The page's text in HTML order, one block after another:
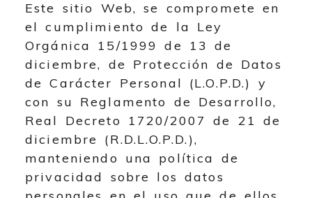
Este sitio Web, se compromete en
el cumplimiento de la Ley
Orgánica 15/1999 de 13 de
diciembre, de Protección de Datos
de Carácter Personal (L.O.P.D.) y
con su Reglamento de Desarrollo,
Real Decreto 1720/2007 de 21 de
diciembre (R.D.L.O.P.D.),
manteniendo una política de
privacidad sobre los datos